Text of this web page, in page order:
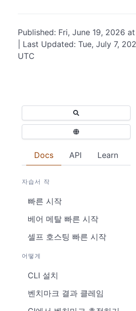
Docs API Learn
자습서 작
빠른 시작
베어 메탈 빠른 시작
셀프 호스팅 빠른 시작
어떻게
CLI 설치
벤치마크 결과 클레임
Published: Fri, June 19, 2026
| Last Updated: Tue, July 7,
UTC